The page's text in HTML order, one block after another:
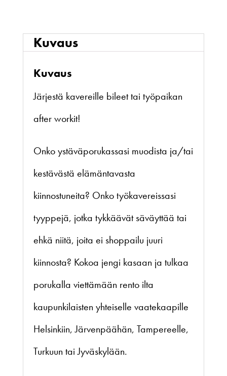
Kuvaus
Kuvaus
Järjestä kavereille bileet tai työpaikan
after workit!
Onko ystäväporukassasi muodista ja/tai
kestävästä elämäntavasta
kiinnostuneita? Onko työkavereissasi
tyyppejä, jotka tykkäävät säväyttää tai
ehkä niitä, joita ei shoppailu juuri
kiinnosta? Kokoa jengi kasaan ja tulkaa
porukalla viettämään rento ilta
kaupunkilaisten yhteiselle vaatekaapille
Helsinkiin, Järvenpäähän, Tampereelle,
Turkuun tai Jyväskylään.